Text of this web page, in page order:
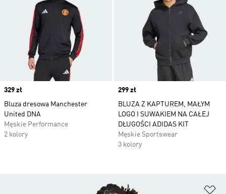
Price
329 zł
Bluza dresowa Manchester
United DNA
Męskie Performance
2 kolory
Price
299 zł
BLUZA Z KAPTUREM, MAŁYM
LOGO I SUWAKIEM NA CAŁEJ
DŁUGOŚCI ADIDAS KIT
Męskie Sportswear
3 kolory